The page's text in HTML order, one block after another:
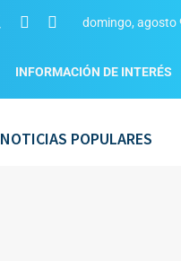
domingo, agosto
INFORMACIÓN DE INTERÉS
NOTICIAS POPULARES